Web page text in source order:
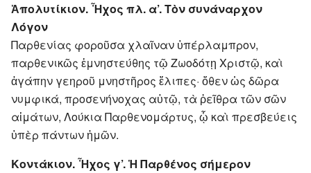
Ἀπολυτίκιον. Ἦχος πλ. α’. Τὸν συνάναρχον
Λόγον
Παρθενίας φοροῦσα χλαῖναν ὑπέρλαμπρον,
παρθενικῶς ἐμνηστεύθης τῷ Ζωοδότῃ Χριστῷ, καὶ
ἀγάπην γεηροῦ μνηστῆρος ἔλιπες· ὅθεν ὡς δῶρα
νυμφικά, προσενήνοχας αὐτῷ, τὰ ῥεῖθρα τῶν σῶν
αἱμάτων, Λούκια Παρθενομάρτυς, ᾧ καὶ πρεσβεύεις
ὑπὲρ πάντων ἡμῶν.
Κοντάκιον. Ἦχος γ’. Ἡ Παρθένος σήμερον